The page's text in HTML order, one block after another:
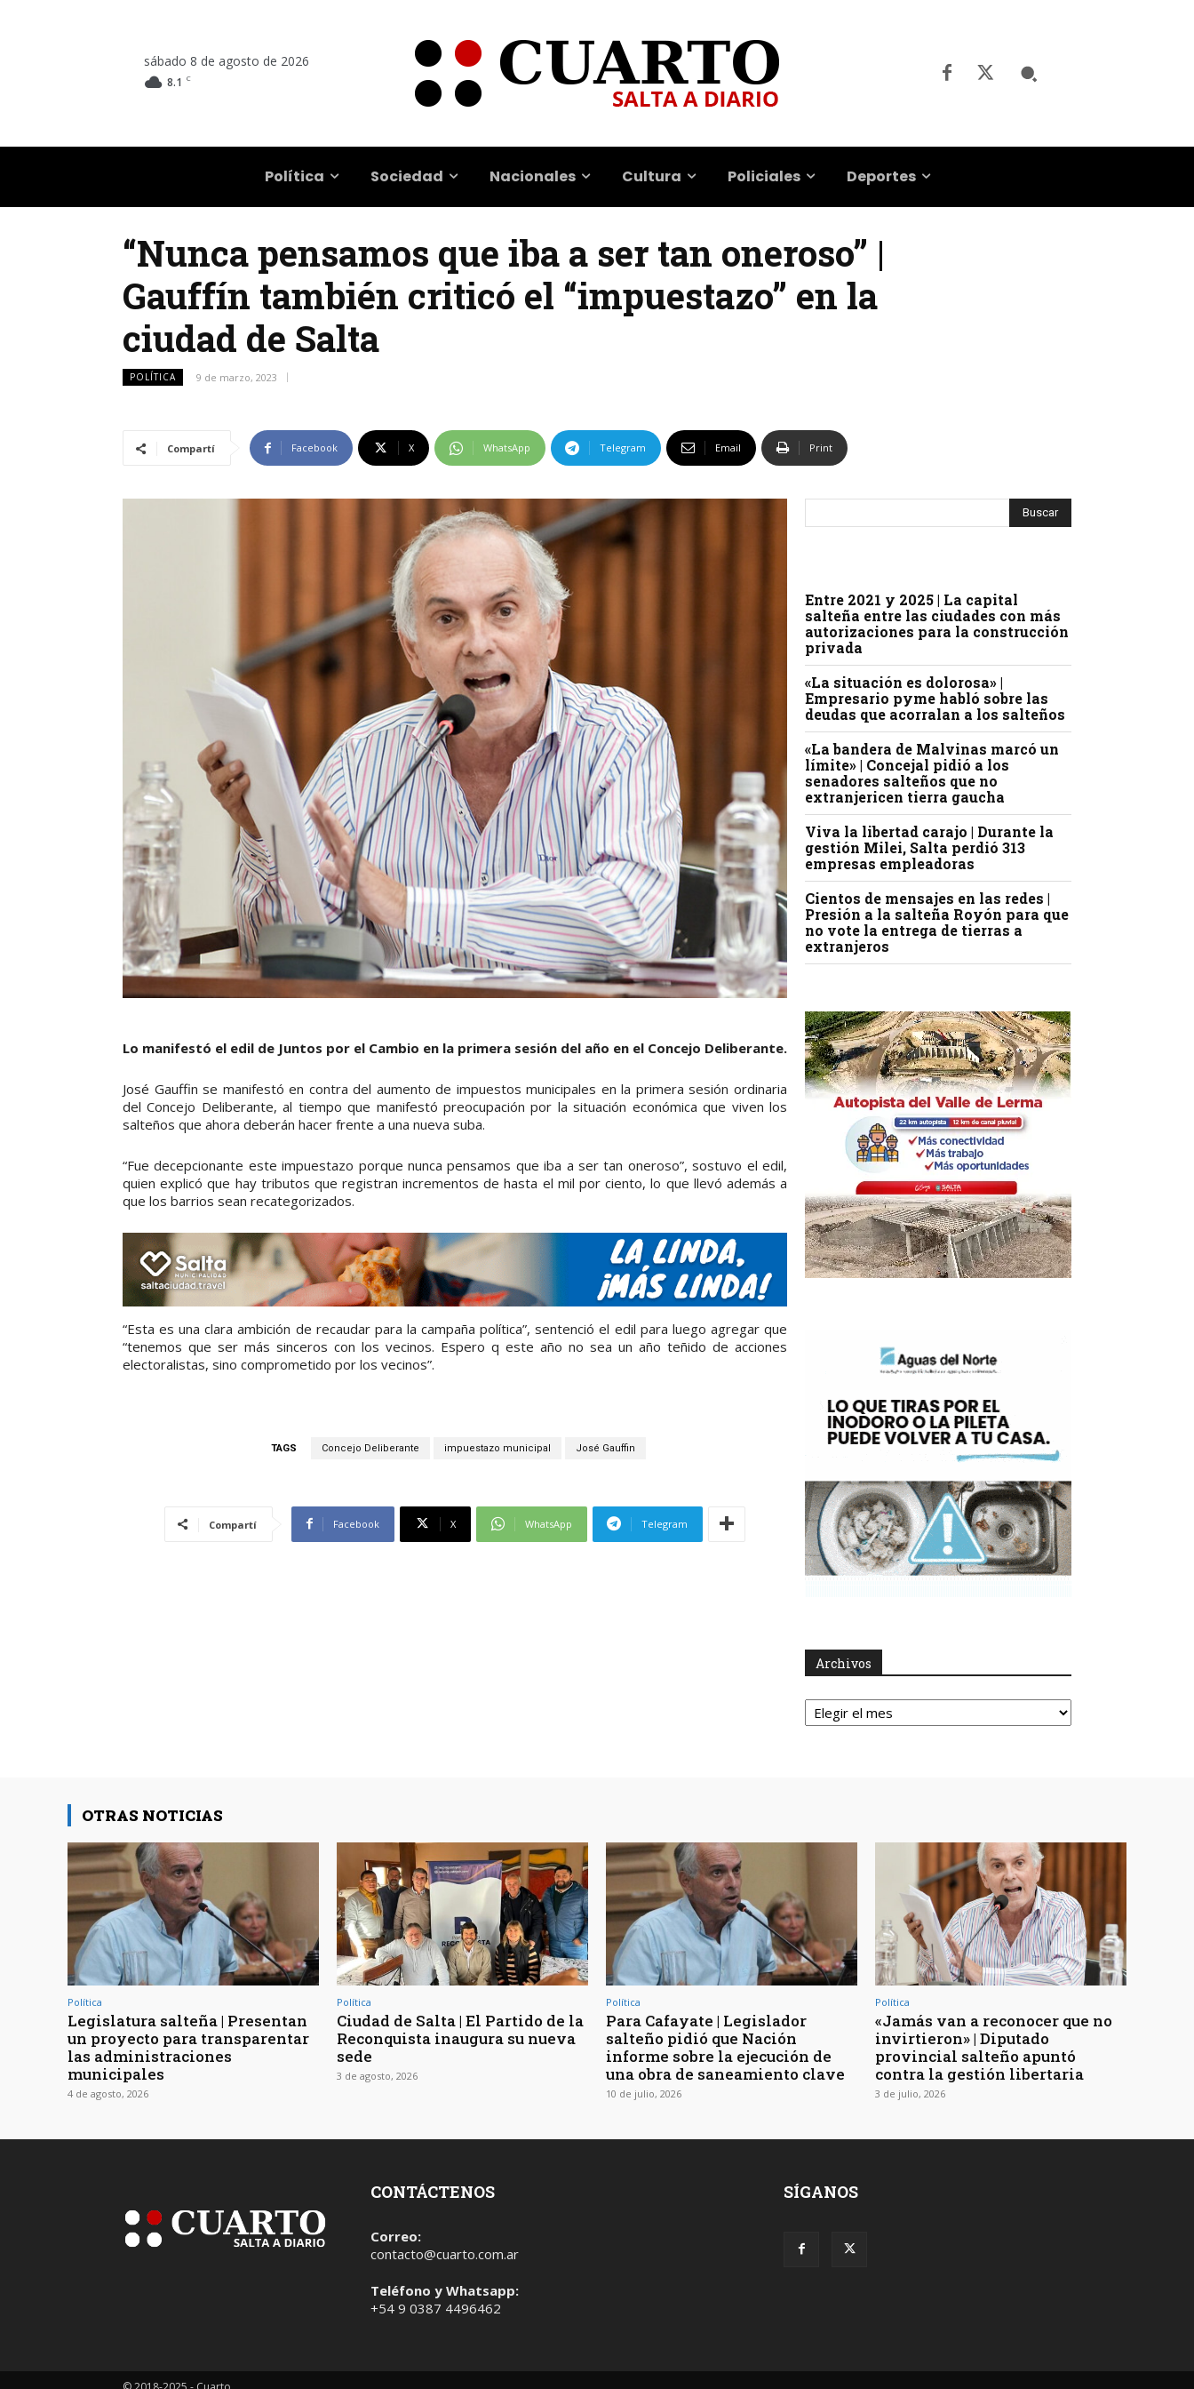
sábado 8 de agosto de 2026
8.1 C
Política Sociedad Nacionales Cultura Policiales Deportes
“Nunca pensamos que iba a ser tan oneroso” |
Gauffín también criticó el “impuestazo” en la
ciudad de Salta
POLÍTICA 9 de marzo, 2023
Compartí Facebook X WhatsApp Telegram Email Print
Lo manifestó el edil de Juntos por el Cambio en la primera sesión del año en el Concejo Deliberante.
José Gauffin se manifestó en contra del aumento de impuestos municipales en la primera sesión ordinaria
del Concejo Deliberante, al tiempo que manifestó preocupación por la situación económica que viven los
salteños que ahora deberán hacer frente a una nueva suba.
“Fue decepcionante este impuestazo porque nunca pensamos que iba a ser tan oneroso”, sostuvo el edil,
quien explicó que hay tributos que registran incrementos de hasta el mil por ciento, lo que llevó además a
que los barrios sean recategorizados.
“Esta es una clara ambición de recaudar para la campaña política”, sentenció el edil para luego agregar que
“tenemos que ser más sinceros con los vecinos. Espero q este año no sea un año teñido de acciones
electoralistas, sino comprometido por los vecinos”.
TAGS Concejo Deliberante impuestazo municipal José Gauffin
Compartí Facebook X WhatsApp Telegram
Entre 2021 y 2025 | La capital
salteña entre las ciudades con más
autorizaciones para la construcción
privada
«La situación es dolorosa» |
Empresario pyme habló sobre las
deudas que acorralan a los salteños
«La bandera de Malvinas marcó un
límite» | Concejal pidió a los
senadores salteños que no
extranjericen tierra gaucha
Viva la libertad carajo | Durante la
gestión Milei, Salta perdió 313
empresas empleadoras
Cientos de mensajes en las redes |
Presión a la salteña Royón para que
no vote la entrega de tierras a
extranjeros
Archivos
Archivos
OTRAS NOTICIAS
Política
Legislatura salteña | Presentan
un proyecto para transparentar
las administraciones
municipales
4 de agosto, 2026
Política
Ciudad de Salta | El Partido de la
Reconquista inaugura su nueva
sede
3 de agosto, 2026
Política
Para Cafayate | Legislador
salteño pidió que Nación
informe sobre la ejecución de
una obra de saneamiento clave
10 de julio, 2026
Política
«Jamás van a reconocer que no
invirtieron» | Diputado
provincial salteño apuntó
contra la gestión libertaria
3 de julio, 2026
CONTÁCTENOS
Correo:
contacto@cuarto.com.ar
Teléfono y Whatsapp:
+54 9 0387 4496462
SÍGANOS